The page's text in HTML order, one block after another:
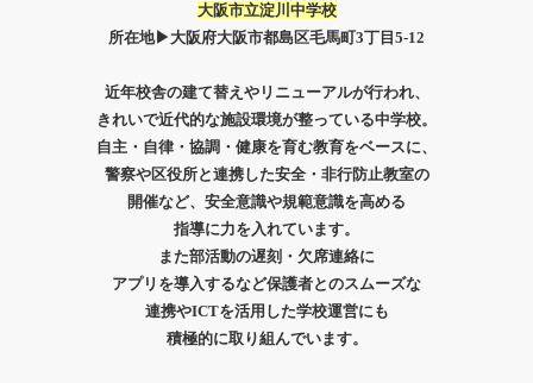
大阪市立淀川中学校
所在地▶大阪府大阪市都島区毛馬町3丁目5-12
近年校舎の建て替えやリニューアルが行われ、
きれいで近代的な施設環境が整っている中学校。
自主・自律・協調・健康を育む教育をベースに、
警察や区役所と連携した安全・ 非行防止教室の
開催など、 安全意識や規範意識を高める
指導に力を入れています。
また部活動の遅刻・欠席連絡に
アプリを導入するなど保護者とのスムーズな
連携やICTを活用した学校運営にも
積極的に取り組んでいます。